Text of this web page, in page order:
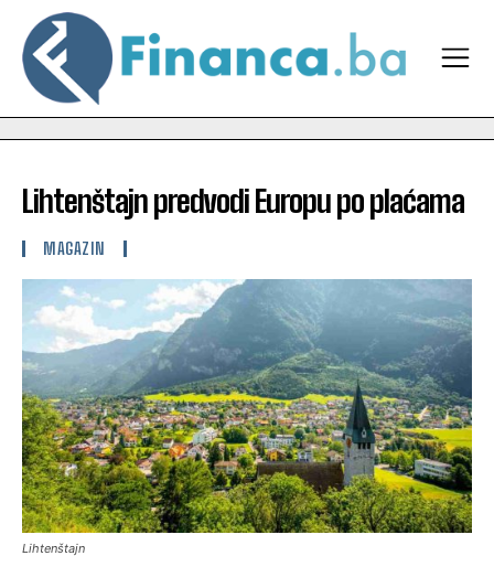
Lihtenštajn predvodi Europu po plaćama
MAGAZIN
Lihtenštajn